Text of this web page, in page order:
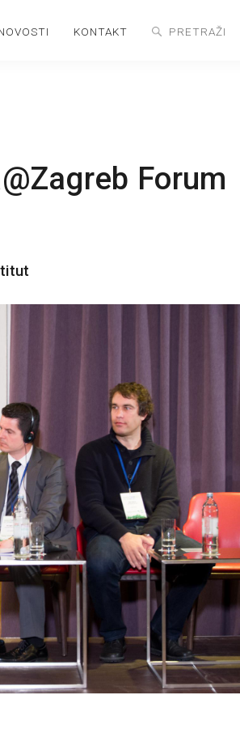
KONTAKT
Forum